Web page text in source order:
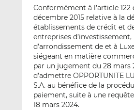
i
l
n
k
e
d
I
n
c
e
b
o
o
k
Conformément à l’article 122
décembre 2015 relative à la
établissements de crédit et
entreprises d’investissement,
d’arrondissement de et à
siégeant en matière
par un jugement du 28 mars
d’admettre OPPORTUNITE
S.A. au bénéfice de la
paiement, suite à une
18 mars 2024.